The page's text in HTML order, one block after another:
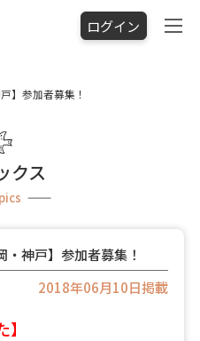
ログイン
】参加者募集！
クス
神戸】参加者募集！
2018年06月10日掲載